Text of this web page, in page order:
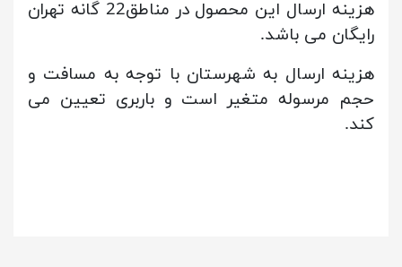
هزینه ارسال این محصول در مناطق22 گانه تهران
رایگان می باشد.
هزینه ارسال به شهرستان با توجه به مسافت و
حجم مرسوله متغیر است و باربری تعیین می
کند.